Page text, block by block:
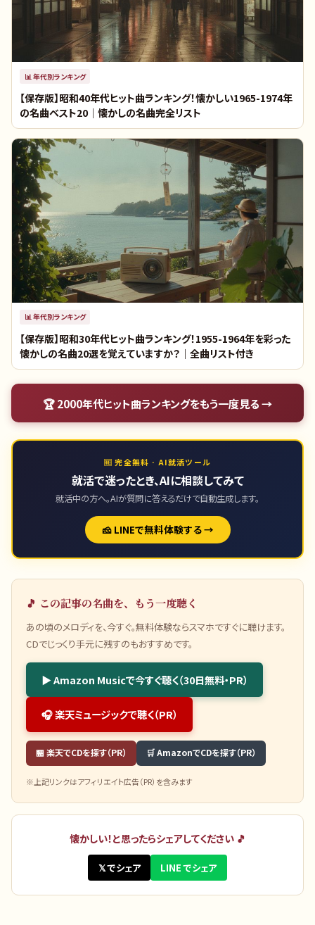
📊 年代別ランキング
【保存版】昭和40年代ヒット曲ランキング！懐かしい1965-1974年
の名曲ベスト20｜懐かしの名曲完全リスト
📊年代別ランキング
【保存版】昭和30年代ヒット曲ランキング！1955-1964年を彩った
懐かしの名曲20選を覚えていますか？｜全曲リスト付き
🏆2000年代ヒット曲ランキングをもう一度見る →
🆓 完全無料 · AI就活ツール
就活で迷ったとき、AIに相談してみて
就活中の方へ。AIが質問に答えるだけで自動生成します。
🧀 LINEで無料体験する →
🎵 この記事の名曲を、もう一度聴く
あの頃のメロディを、今すぐ。無料体験ならスマホですぐに聴けます。
CDでじっくり手元に残すのもおすすめです。
▶ Amazon Musicで今すぐ聴く（30日無料・PR）
🎧 楽天ミュージックで聴く（PR）
🏪 楽天でCDを探す（PR） 🛒 AmazonでCDを探す（PR）
※上記リンクはアフィリエイト広告（PR）を含みます
懐かしい！と思ったらシェアしてください 🎵
𝕏 でシェア LINE でシェア